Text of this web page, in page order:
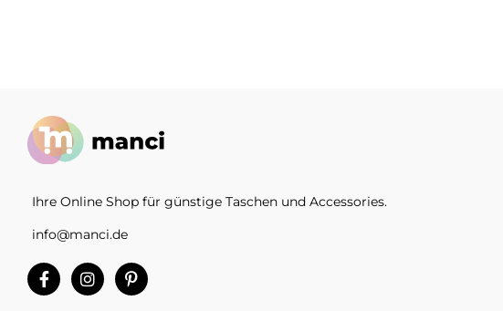
Ihre Online Shop für günstige Taschen und Accessories.
info@manci.de